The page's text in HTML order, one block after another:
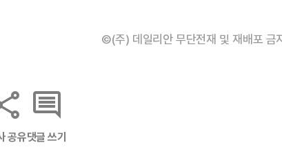
©(주) 데일리안 무단전재 및 재배포 금
공유댓글 쓰기